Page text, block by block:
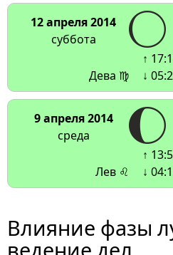
12 апреля 2014
суббота
Дева ♍
↑
↓
9 апреля 2014
среда
Лев ♌
↑
↓
Влияние фазы